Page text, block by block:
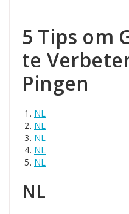
5 Tips om
te
Pingen
NL
NL
NL
NL
NL
NL